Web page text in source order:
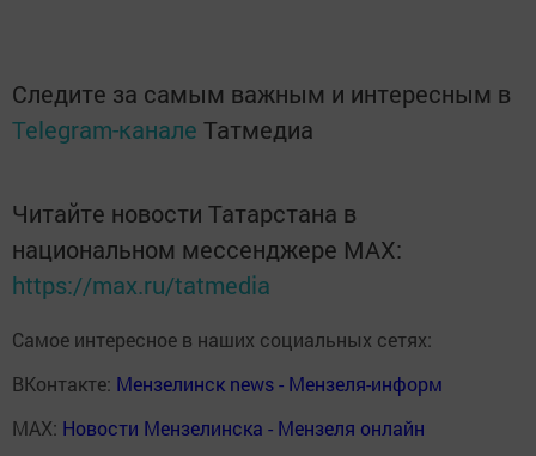
Следите за самым важным и интересным в
Telegram-канале Татмедиа
Читайте новости Татарстана в
национальном мессенджере MАХ:
https://max.ru/tatmedia
Самое интересное в наших социальных сетях:
ВКонтакте: Мензелинск news - Мензеля-информ
MAX: Новости Мензелинска - Мензеля онлайн